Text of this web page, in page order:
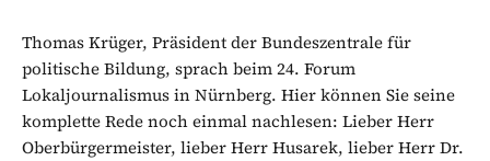
Thomas Krüger, Präsident der Bundeszentrale für
politische Bildung, sprach beim 24. Forum
Lokaljournalismus in Nürnberg. Hier können Sie seine
komplette Rede noch einmal nachlesen: Lieber Herr
Oberbürgermeister, lieber Herr Husarek, lieber Herr Dr.